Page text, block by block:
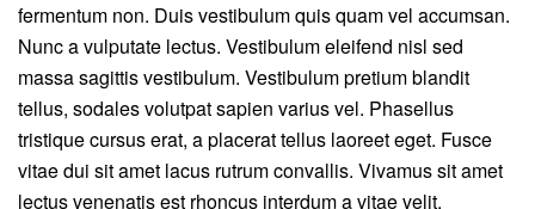
fermentum non. Duis vestibulum quis quam vel accumsan.
Nunc a vulputate lectus. Vestibulum eleifend nisl sed
massa sagittis vestibulum. Vestibulum pretium blandit
tellus, sodales volutpat sapien varius vel. Phasellus
tristique cursus erat, a placerat tellus laoreet eget. Fusce
vitae dui sit amet lacus rutrum convallis. Vivamus sit amet
lectus venenatis est rhoncus interdum a vitae velit.